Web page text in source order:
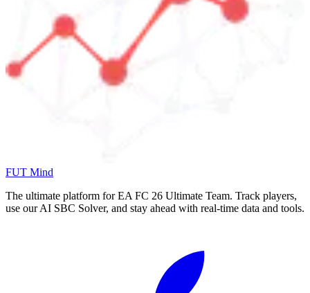
FUT Mind
The ultimate platform for EA FC 26 Ultimate Team. Track players,
use our AI SBC Solver, and stay ahead with real-time data and tools.